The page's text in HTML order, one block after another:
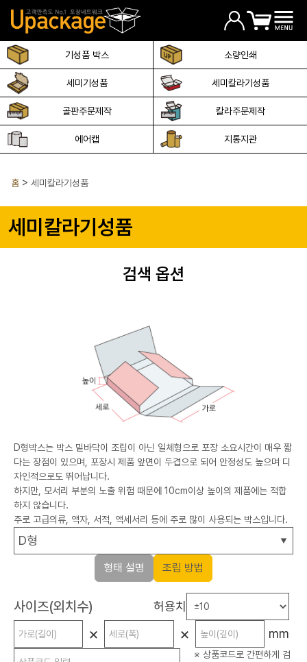
기성품 박스 소량인쇄
세미기성품 세미칼라기성품
골판주문제작 칼라주문제작
에어캡 지통지관
홈 세미칼라기성품
세미칼라기성품
검색 옵션
D형박스는 박스 밑바닥이 조립이 아닌 일체형으로 포장 소요시간이 매우 짧
다는 장점이 있으며, 포장시 제품 앞면이 두겹으로 되어 안정성도 높으며 디
자인적으로도 뛰어납니다.
하지만, 모서리 부분의 노출 위험 때문에 10cm이상 높이의 제품에는 적합
하지 않습니다.
주로 고급의류, 액자, 서적, 액세서리 등에 주로 많이 사용되는 박스입니다.
형태 설명 조립 방법
사이즈(외치수)
× × mm
허용치
※ 상품코드로 간편하게 검